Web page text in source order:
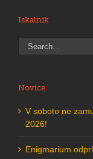
Iskalnik
Search
for:
Novice
V soboto ne
2026!
Enigmarium